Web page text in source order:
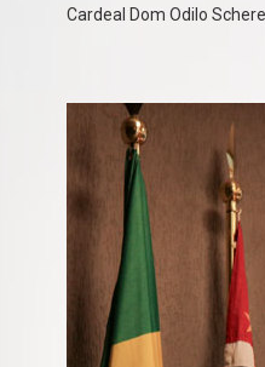
Cardeal Dom Odilo